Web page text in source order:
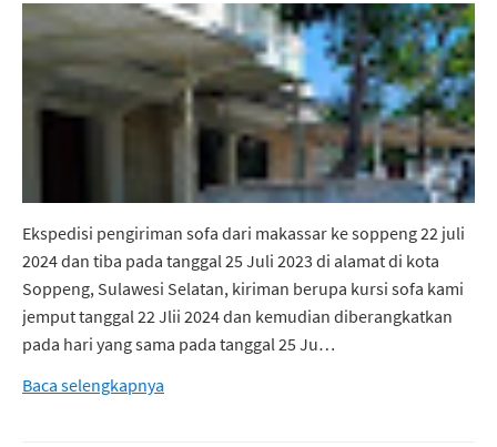
Ekspedisi pengiriman sofa dari makassar ke soppeng 22 juli
2024 dan tiba pada tanggal 25 Juli 2023 di alamat di kota
Soppeng, Sulawesi Selatan, kiriman berupa kursi sofa kami
jemput tanggal 22 Jlii 2024 dan kemudian diberangkatkan
pada hari yang sama pada tanggal 25 Ju…
Baca selengkapnya